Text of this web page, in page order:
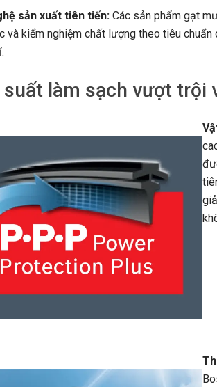
sản xuất tiên tiến: Các sản phẩm gạt
và kiểm nghiệm chất lượng theo tiêu
suất làm sạch vượt trội